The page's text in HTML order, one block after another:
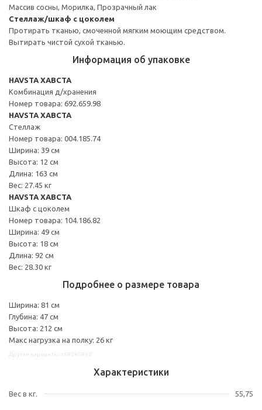
Массив сосны, Морилка, Прозрачный лак
Стеллаж/шкаф с цоколем
Протирать тканью, смоченной мягким моющим средством.
Вытирать чистой сухой тканью.
Информация об упаковке
HAVSTA ХАВСТА
Комбинация д/хранения
Номер товара: 692.659.98
HAVSTA ХАВСТА
Стеллаж
Номер товара: 004.185.74
Ширина: 39 см
Высота: 12 см
Длина: 163 см
Вес: 27.45 кг
HAVSTA ХАВСТА
Шкаф с цоколем
Номер товара: 104.186.82
Ширина: 49 см
Высота: 18 см
Длина: 92 см
Вес: 28.30 кг
Подробнее о размере товара
Ширина: 81 см
Глубина: 47 см
Высота: 212 см
Макс нагрузка на полку: 26 кг
Характеристики
Вес в кг. 55,75